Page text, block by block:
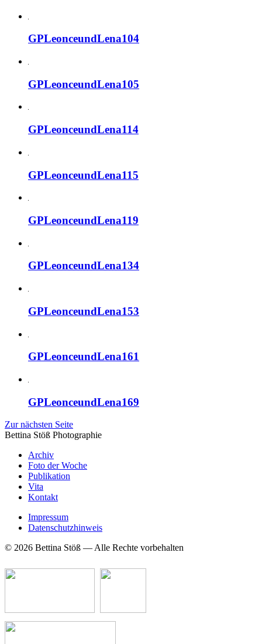
GPLeonceundLena104
GPLeonceundLena105
GPLeonceundLena114
GPLeonceundLena115
GPLeonceundLena119
GPLeonceundLena134
GPLeonceundLena153
GPLeonceundLena161
GPLeonceundLena169
Zur nächsten Seite
Bettina Stöß Photographie
Archiv
Foto der Woche
Publikation
Vita
Kontakt
Impressum
Datenschutzhinweis
© 2026 Bettina Stöß — Alle Rechte vorbehalten